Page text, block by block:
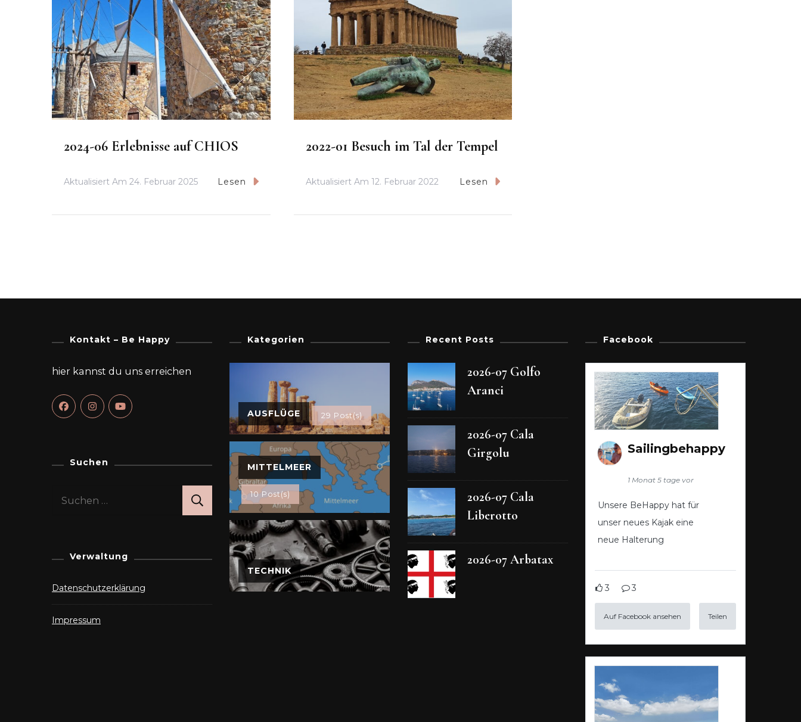
2024-06 Erlebnisse auf CHIOS
Aktualisiert Am 24. Februar 2025 Lesen
2022-01 Besuch im Tal der Tempel
Aktualisiert Am 12. Februar 2022 Lesen
Kontakt – Be Happy
hier kannst du uns erreichen
Suchen
Suchen
Verwaltung
Datenschutzerklärung
Impressum
Kategorien
AUSFLÜGE 29 Post(s)
MITTELMEER
10 Post(s)
TECHNIK
Recent Posts
2026-07 Golfo
Aranci
2026-07 Cala
Girgolu
2026-07 Cala
Liberotto
2026-07 Arbatax
Facebook
Sailingbehappy
1 Monat 5 tage vor
Unsere BeHappy hat für
unser neues Kajak eine
neue Halterung
3 3
Auf Facebook ansehen Teilen